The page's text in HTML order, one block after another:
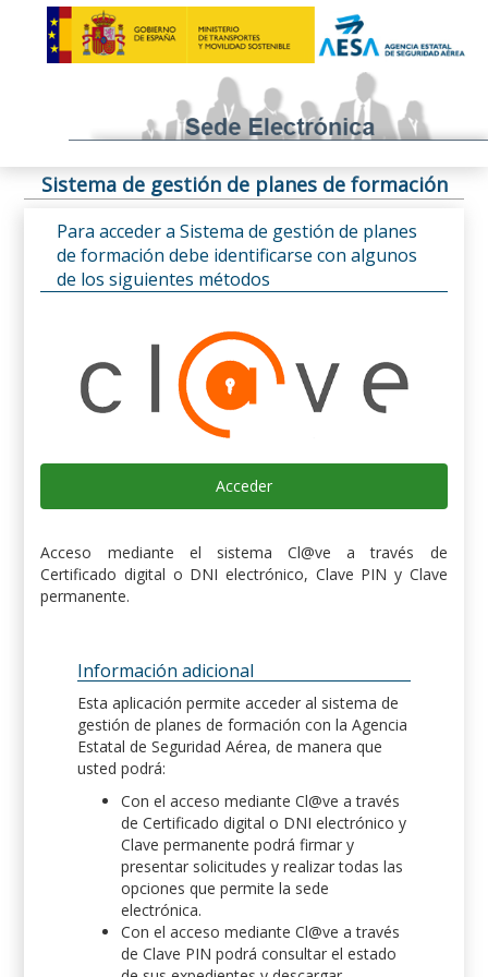
Sistema de gestión de planes de formación
Para acceder a Sistema de gestión de planes
de formación debe identificarse con algunos
de los siguientes métodos
Acceder
Acceso mediante el sistema Cl@ve a través de
Certificado digital o DNI electrónico, Clave PIN y Clave
permanente.
Información adicional
Esta aplicación permite acceder al sistema de
gestión de planes de formación con la Agencia
Estatal de Seguridad Aérea, de manera que
usted podrá:
Con el acceso mediante Cl@ve a través
de Certificado digital o DNI electrónico y
Clave permanente podrá firmar y
presentar solicitudes y realizar todas las
opciones que permite la sede
electrónica.
Con el acceso mediante Cl@ve a través
de Clave PIN podrá consultar el estado